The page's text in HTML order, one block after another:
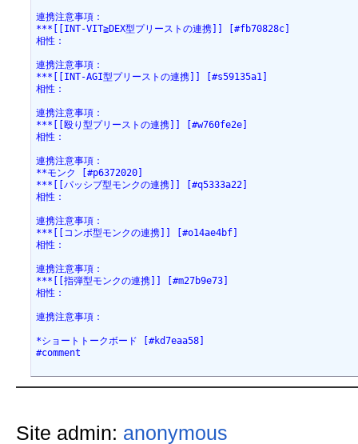
連携注意事項：
***[[INT-VIT≧DEX型プリーストの連携]] [#fb70828c]
相性：
連携注意事項：
***[[INT-AGI型プリーストの連携]] [#s59135a1]
相性：
連携注意事項：
***[[殴り型プリーストの連携]] [#w760fe2e]
相性：
連携注意事項：
**モンク [#p6372020]
***[[パッシブ型モンクの連携]] [#q5333a22]
相性：
連携注意事項：
***[[コンボ型モンクの連携]] [#o14ae4bf]
相性：
連携注意事項：
***[[指弾型モンクの連携]] [#m27b9e73]
相性：
連携注意事項：
*ショートトークボード [#kd7eaa58]
#comment
Site admin: anonymous